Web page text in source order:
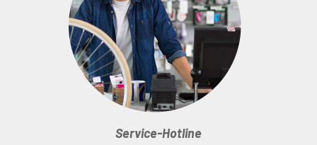
Service-Hotline